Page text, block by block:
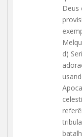
Deus
d)